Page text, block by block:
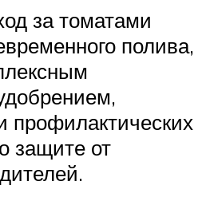
за томатами
полива,
профилактических
защите от